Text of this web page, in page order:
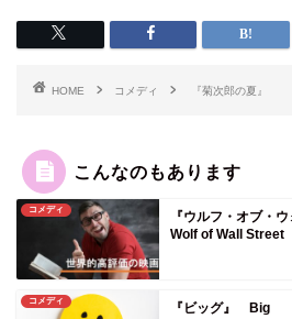
HOME コメディ 『菊次郎の夏』
こんなのもあります
コメディ
『ウルフ・オブ・
Wolf of Wall Street
コメディ 『ビッグ』 Big